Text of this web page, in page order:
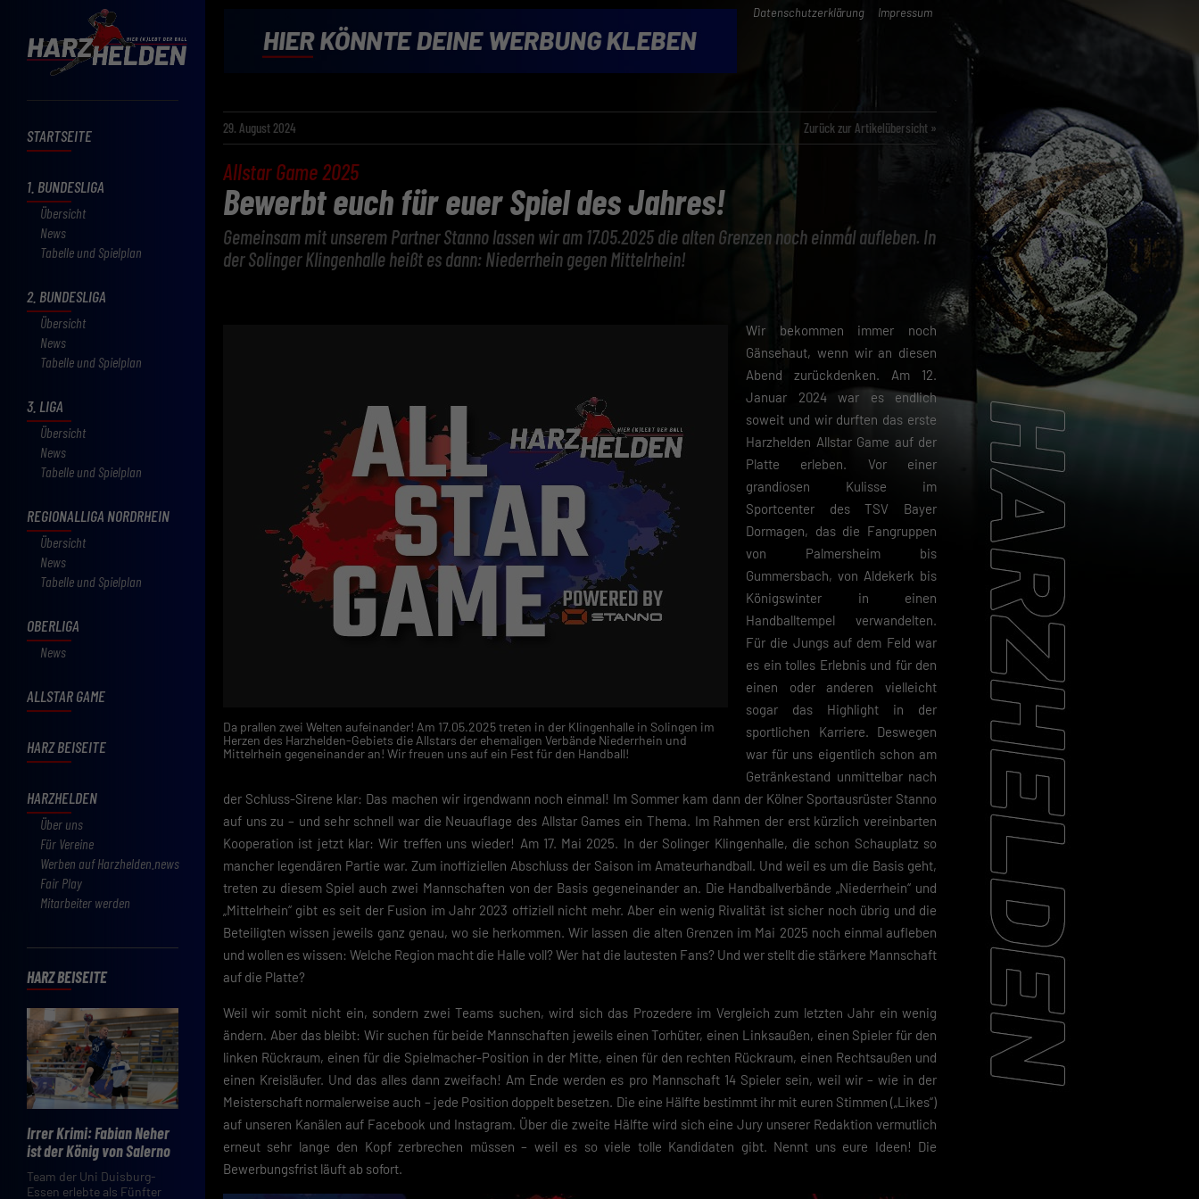
STARTSEITE
1. BUNDESLIGA
Übersicht
News
Tabelle und Spielplan
2. BUNDESLIGA
Übersicht
News
Tabelle und Spielplan
3. LIGA
Übersicht
News
Tabelle und Spielplan
REGIONALLIGA NORDRHEIN
Übersicht
News
Tabelle und Spielplan
OBERLIGA
News
ALLSTAR GAME
HARZ BEISEITE
HARZHELDEN
Über uns
Für Vereine
Werben auf Harzhelden.news
Fair Play
Mitarbeiter werden
HARZ BEISEITE
Irrer Krimi: Fabian Neher
ist der König von Salerno
Team der Uni Duisburg-
Essen erlebte als Fünfter
Datenschutzerklärung Impressum
29. August 2024 Zurück zur Artikelübersicht »
Allstar Game 2025
Bewerbt euch für euer Spiel des Jahres!
Gemeinsam mit unserem Partner Stanno lassen wir am 17.05.2025 die alten Grenzen noch einmal aufleben. In
der Solinger Klingenhalle heißt es dann: Niederrhein gegen Mittelrhein!
Da prallen zwei Welten aufeinander! Am 17.05.2025 treten in der Klingenhalle in Solingen im
Herzen des Harzhelden-Gebiets die Allstars der ehemaligen Verbände Niederrhein und
Mittelrhein gegeneinander an! Wir freuen uns auf ein Fest für den Handball!
Wir bekommen immer noch
Gänsehaut, wenn wir an diesen
Abend zurückdenken. Am 12.
Januar 2024 war es endlich
soweit und wir durften das erste
Harzhelden Allstar Game auf der
Platte erleben. Vor einer
grandiosen Kulisse im
Sportcenter des TSV Bayer
Dormagen, das die Fangruppen
von Palmersheim bis
Gummersbach, von Aldekerk bis
Königswinter in einen
Handballtempel verwandelten.
Für die Jungs auf dem Feld war
es ein tolles Erlebnis und für den
einen oder anderen vielleicht
sogar das Highlight in der
sportlichen Karriere. Deswegen
war für uns eigentlich schon am
Getränkestand unmittelbar nach
der Schluss-Sirene klar: Das machen wir irgendwann noch einmal! Im Sommer kam dann der Kölner Sportausrüster Stanno
auf uns zu – und sehr schnell war die Neuauflage des Allstar Games ein Thema. Im Rahmen der erst kürzlich vereinbarten
Kooperation ist jetzt klar: Wir treffen uns wieder! Am 17. Mai 2025. In der Solinger Klingenhalle, die schon Schauplatz so
mancher legendären Partie war. Zum inoffiziellen Abschluss der Saison im Amateurhandball. Und weil es um die Basis geht,
treten zu diesem Spiel auch zwei Mannschaften von der Basis gegeneinander an. Die Handballverbände „Niederrhein“ und
„Mittelrhein“ gibt es seit der Fusion im Jahr 2023 offiziell nicht mehr. Aber ein wenig Rivalität ist sicher noch übrig und die
Beteiligten wissen jeweils ganz genau, wo sie herkommen. Wir lassen die alten Grenzen im Mai 2025 noch einmal aufleben
und wollen es wissen: Welche Region macht die Halle voll? Wer hat die lautesten Fans? Und wer stellt die stärkere Mannschaft
auf die Platte?
Weil wir somit nicht ein, sondern zwei Teams suchen, wird sich das Prozedere im Vergleich zum letzten Jahr ein wenig
ändern. Aber das bleibt: Wir suchen für beide Mannschaften jeweils einen Torhüter, einen Linksaußen, einen Spieler für den
linken Rückraum, einen für die Spielmacher-Position in der Mitte, einen für den rechten Rückraum, einen Rechtsaußen und
einen Kreisläufer. Und das alles dann zweifach! Am Ende werden es pro Mannschaft 14 Spieler sein, weil wir – wie in der
Meisterschaft normalerweise auch – jede Position doppelt besetzen. Die eine Hälfte bestimmt ihr mit euren Stimmen („Likes“)
auf unseren Kanälen auf Facebook und Instagram. Über die zweite Hälfte wird sich eine Jury unserer Redaktion vermutlich
erneut sehr lange den Kopf zerbrechen müssen – weil es so viele tolle Kandidaten gibt. Nennt uns eure Ideen! Die
Bewerbungsfrist läuft ab sofort.